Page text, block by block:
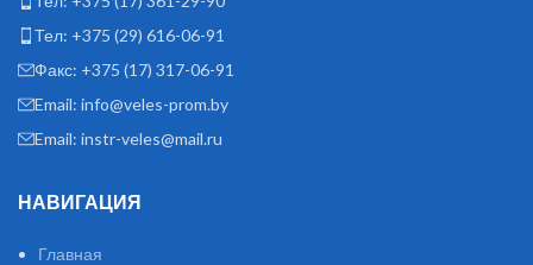
Тел: +375 (29) 616-06-91
Факс: +375 (17) 317-06-91
Email: info@veles-prom.by
Email: instr-veles@mail.ru
НАВИГАЦИЯ
Главная